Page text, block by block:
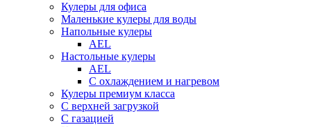
Кулеры для офиса
Маленькие кулеры для воды
Напольные кулеры
AEL
Настольные кулеры
AEL
С охлаждением и нагревом
Кулеры премиум класса
С верхней загрузкой
С газацией